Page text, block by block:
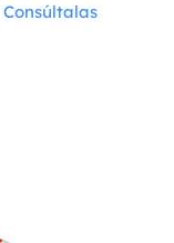
Consúltalas